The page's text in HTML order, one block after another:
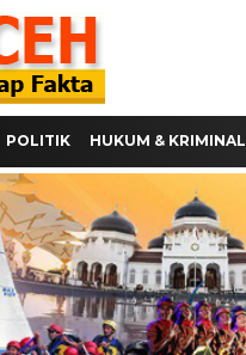
POLITIK HUKUM & KRIMINAL